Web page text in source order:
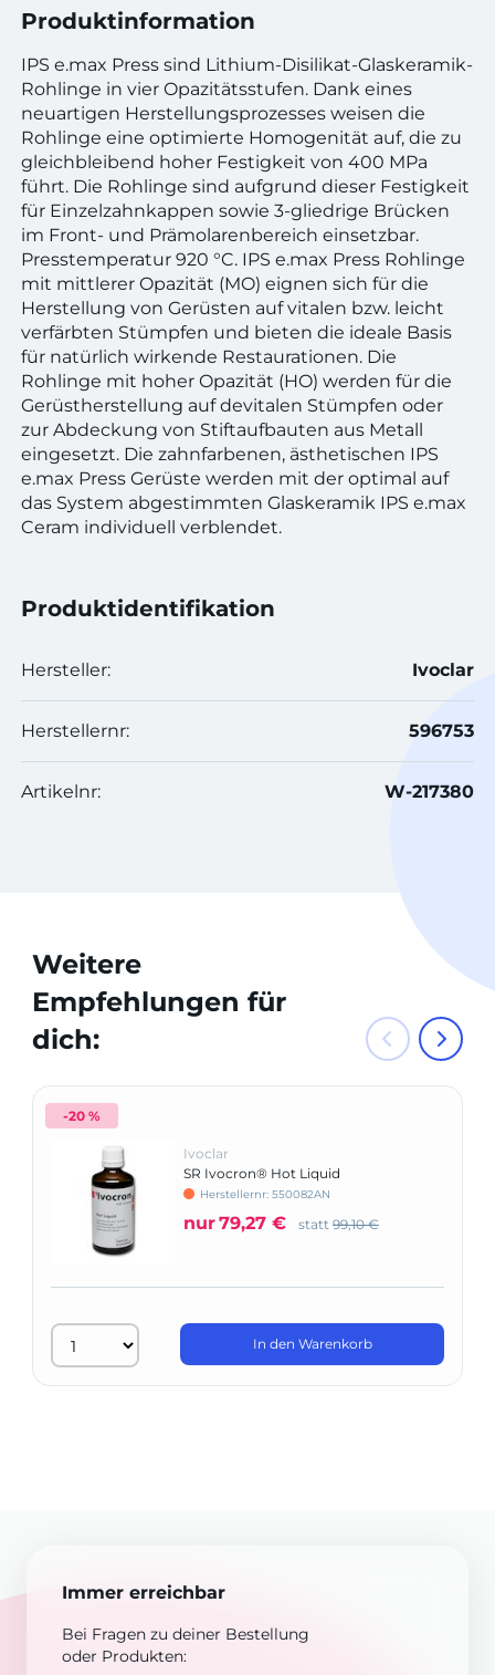
Produktinformation
IPS e.max Press sind Lithium-Disilikat-Glaskeramik-
Rohlinge in vier Opazitätsstufen. Dank eines
neuartigen Herstellungsprozesses weisen die
Rohlinge eine optimierte Homogenität auf, die zu
gleichbleibend hoher Festigkeit von 400 MPa
führt. Die Rohlinge sind aufgrund dieser Festigkeit
für Einzelzahnkappen sowie 3-gliedrige Brücken
im Front- und Prämolarenbereich einsetzbar.
Presstemperatur 920 °C. IPS e.max Press Rohlinge
mit mittlerer Opazität (MO) eignen sich für die
Herstellung von Gerüsten auf vitalen bzw. leicht
verfärbten Stümpfen und bieten die ideale Basis
für natürlich wirkende Restaurationen. Die
Rohlinge mit hoher Opazität (HO) werden für die
Gerüstherstellung auf devitalen Stümpfen oder
zur Abdeckung von Stiftaufbauten aus Metall
eingesetzt. Die zahnfarbenen, ästhetischen IPS
e.max Press Gerüste werden mit der optimal auf
das System abgestimmten Glaskeramik IPS e.max
Ceram individuell verblendet.
Produktidentifikation
Hersteller: Ivoclar
Herstellernr: 596753
Artikelnr: W-217380
Weitere
Empfehlungen für
dich:
-20 %
Ivoclar
SR Ivocron® Hot Liquid
Herstellernr: 550082AN
nur79,27 € statt 99,10 €
In den Warenkorb
Immer erreichbar
Bei Fragen zu deiner Bestellung
oder Produkten: